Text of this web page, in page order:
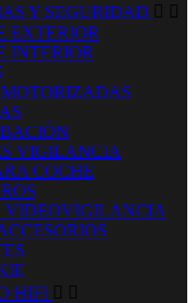
Y SEGURIDAD  
EXTERIOR
INTERIOR
VIGILANCIA
COCHE
VIDEOVIGILANCIA
HIFI  